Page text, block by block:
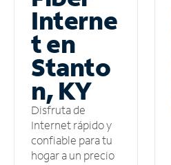
Interne
t en
Stanto
n, KY
Disfruta de
Internet rápido y
confiable para tu
hogar a un precio